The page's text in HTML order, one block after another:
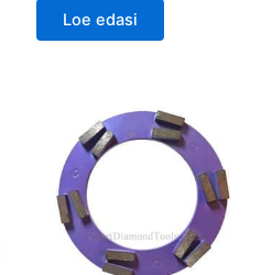
Loe edasi